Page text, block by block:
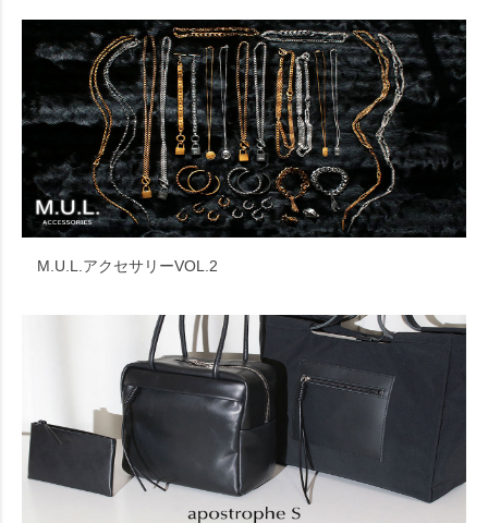
M.U.L.アクセサリーVOL.2